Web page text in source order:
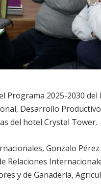
Programa 2025-2030 del
Desarrollo
del hotel Crystal Tower.
Gonzalo
Relaciones
y de Ganadería,